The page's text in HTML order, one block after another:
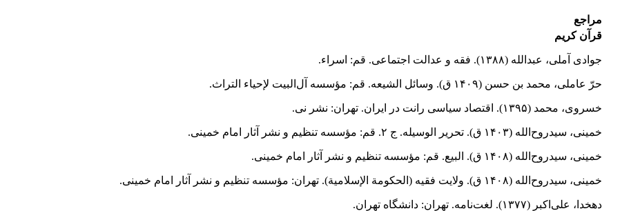
مراجع
قرآن کریم
جوادی آملی، عبدالله (۱۳۸۸). فقه و عدالت اجتماعی. قم: اسراء.
حرّ عاملی، محمد بن حسن (۱۴۰۹ ق). وسائل الشیعه. قم: مؤسسه آل‌البیت لإحیاء التراث.
خسروی، محمد (۱۳۹۵). اقتصاد سیاسی رانت در ایران. تهران: نشر نی.
خمینی، سیدروح‌الله (۱۴۰۳ ق). تحریر الوسیله. ج ۲. قم: مؤسسه تنظیم و نشر آثار امام خمینی.
خمینی، سیدروح‌الله (۱۴۰۸ ق). البیع. قم: مؤسسه تنظیم و نشر آثار امام خمینی.
خمینی، سیدروح‌الله (۱۴۰۸ ق). ولایت فقیه (الحکومة الإسلامیة). تهران: مؤسسه تنظیم و نشر آثار امام خمینی.
دهخدا، علی‌اکبر (۱۳۷۷). لغت‌نامه. تهران: دانشگاه تهران.